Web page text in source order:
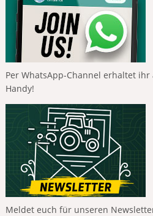
Per WhatsApp-Channel erhaltet
Handy!
Meldet euch für unseren